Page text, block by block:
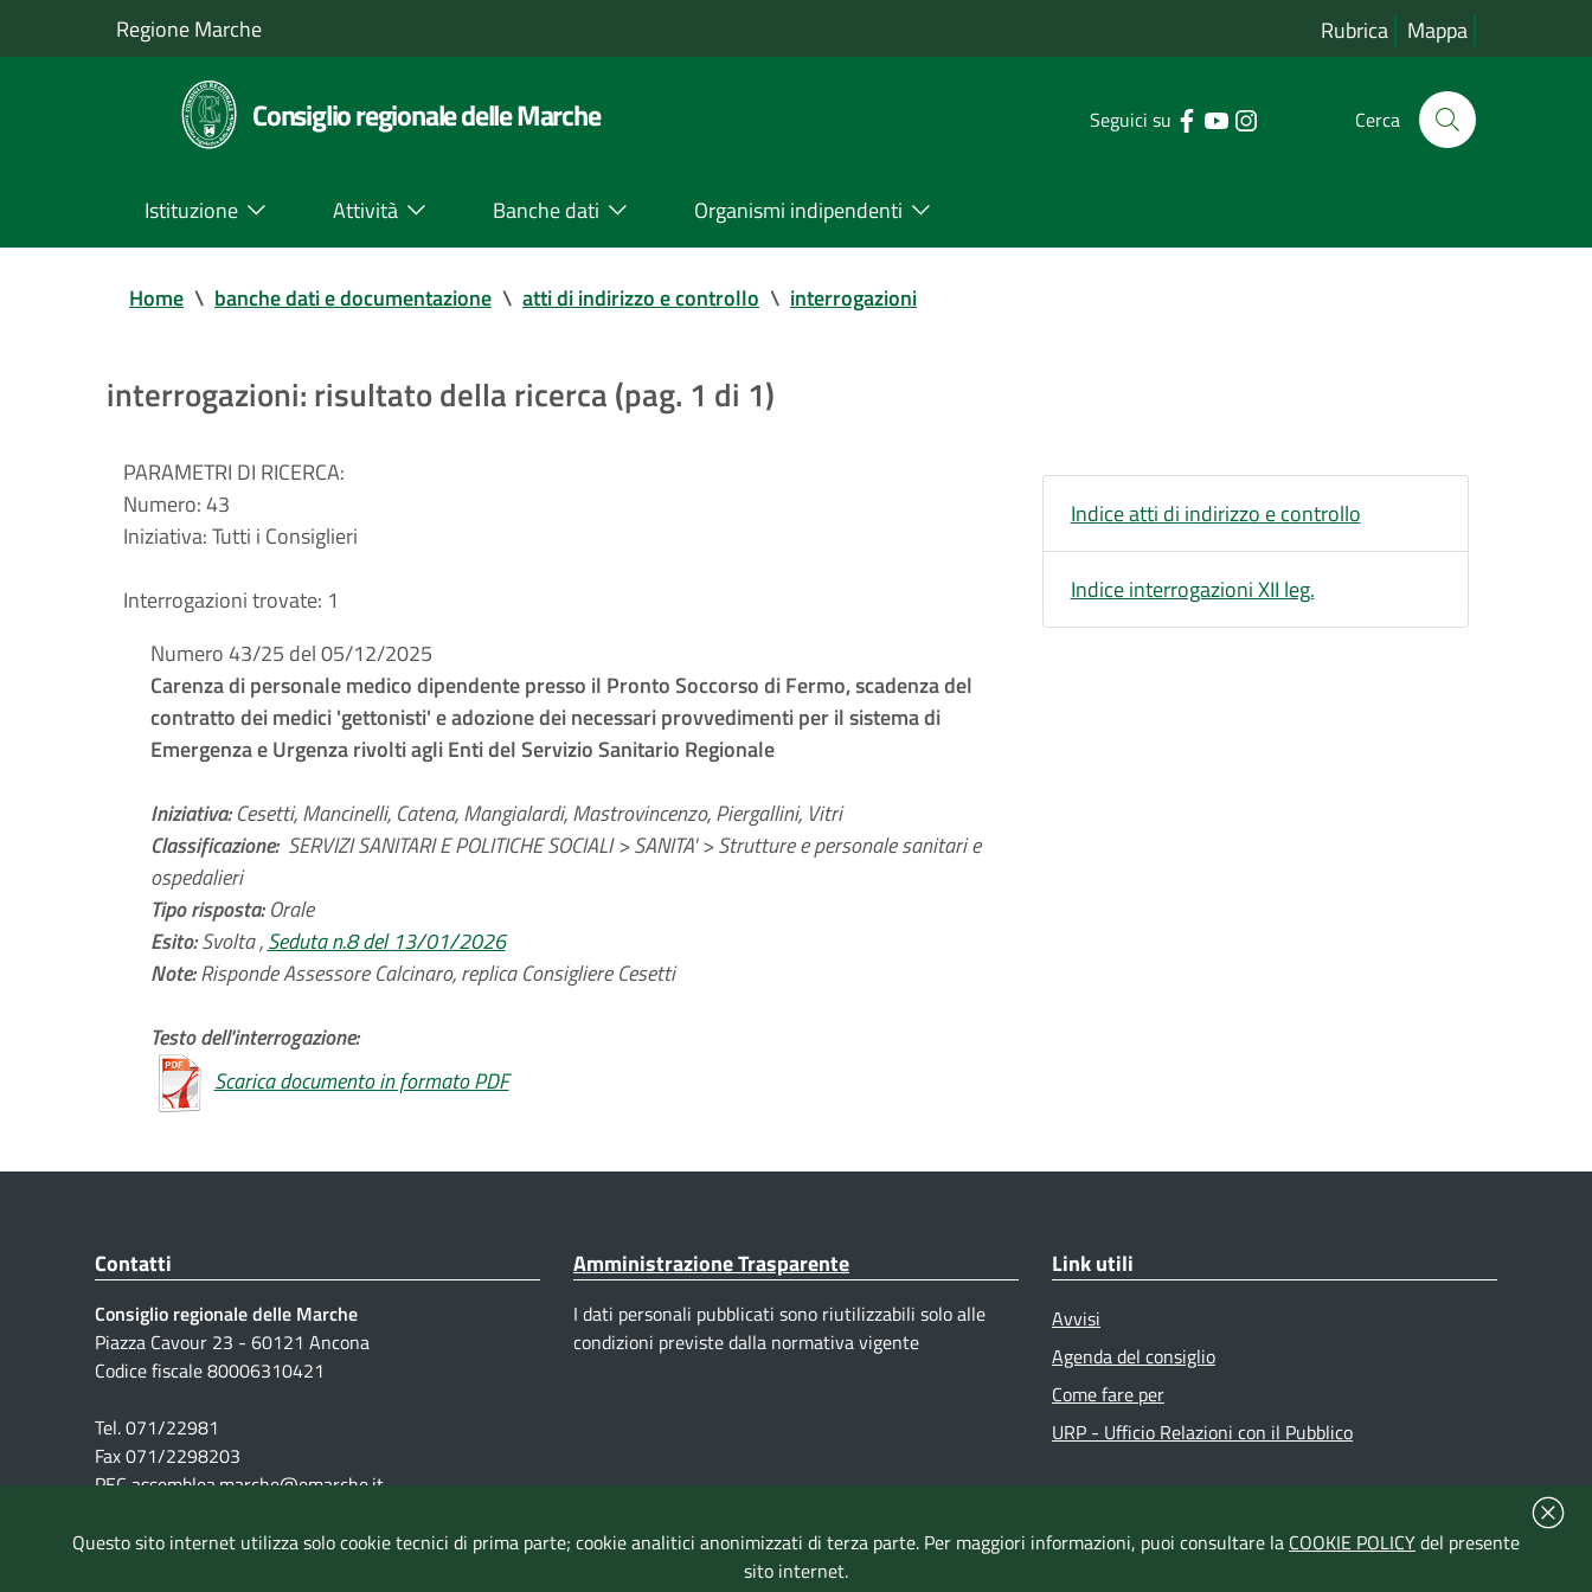
Regione Marche Rubrica Mappa
Consiglio regionale delle Marche Seguici su Cerca
Istituzione Attività Banche dati Organismi indipendenti
Home \ banche dati e documentazione \ atti di indirizzo e controllo \ interrogazioni
interrogazioni: risultato della ricerca (pag. 1 di 1)
PARAMETRI DI RICERCA:
Numero:43
Iniziativa:Tutti i Consiglieri
Interrogazioni trovate: 1
Numero 43/25 del 05/12/2025
Carenza di personale medico dipendente presso il Pronto Soccorso di Fermo, scadenza del
contratto dei medici 'gettonisti' e adozione dei necessari provvedimenti per il sistema di
Emergenza e Urgenza rivolti agli Enti del Servizio Sanitario Regionale
Iniziativa:Cesetti, Mancinelli, Catena, Mangialardi, Mastrovincenzo, Piergallini, Vitri
Classificazione: SERVIZI SANITARI E POLITICHE SOCIALI > SANITA' > Strutture e personale sanitari e
ospedalieri
Tipo risposta:Orale
Esito:Svolta ,Seduta n.8 del 13/01/2026
Note:Risponde Assessore Calcinaro, replica Consigliere Cesetti
Testo dell'interrogazione:
Scarica documento in formato PDF
Indice atti di indirizzo e controllo
Indice interrogazioni XII leg.
Contatti
Consiglio regionale delle Marche
Piazza Cavour 23 - 60121 Ancona
Codice fiscale 80006310421
Tel. 071/22981
Fax 071/2298203
PEC assemblea.marche@emarche.it
Amministrazione Trasparente
I dati personali pubblicati sono riutilizzabili solo alle
condizioni previste dalla normativa vigente
Link utili
Avvisi
Agenda del consiglio
Come fare per
URP - Ufficio Relazioni con il Pubblico
Questo sito internet utilizza solo cookie tecnici di prima parte; cookie analitici anonimizzati di terza parte. Per maggiori informazioni, puoi consultare la COOKIE POLICYdel presente
sito internet.